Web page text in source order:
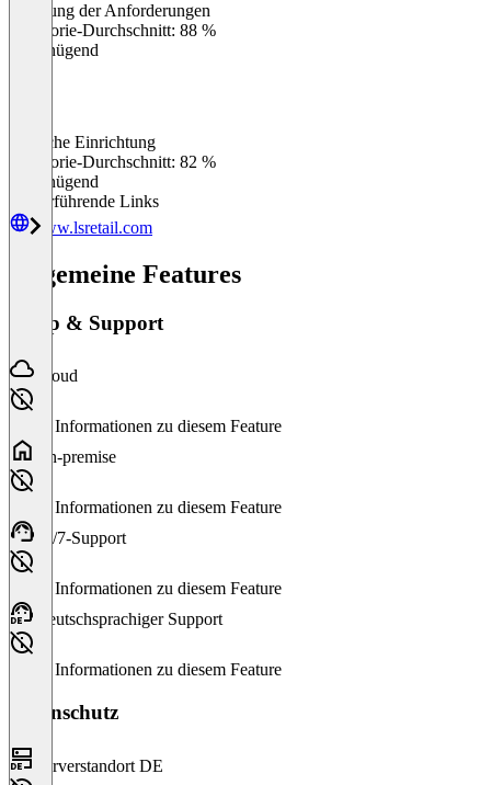
Erfüllung der Anforderungen
Kategorie-Durchschnitt: 88 %
Ungenügend
Einfache Einrichtung
Kategorie-Durchschnitt: 82 %
Ungenügend
Weiterführende Links
www.lsretail.com
Allgemeine Features
Setup & Support
Cloud
Keine Informationen zu diesem Feature
On-premise
Keine Informationen zu diesem Feature
24/7-Support
Keine Informationen zu diesem Feature
Deutschsprachiger Support
Keine Informationen zu diesem Feature
Datenschutz
Serverstandort DE